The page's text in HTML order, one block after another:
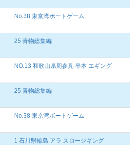
No.38 東京湾ボートゲーム
25 青物総集編
NO.13 和歌山県周参見 串本 エギング
25 青物総集編
No.38 東京湾ボートゲーム
1 石川県輪島 アラ スロージギング